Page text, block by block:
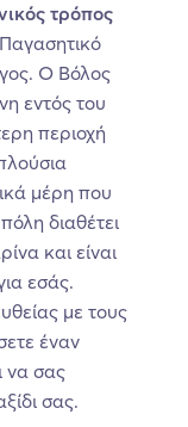
τρόπος
Ο Βόλος
εντός του
περιοχή
μέρη που
διαθέτει
και είναι
εσάς.
με τους
έναν
να σας
σας.